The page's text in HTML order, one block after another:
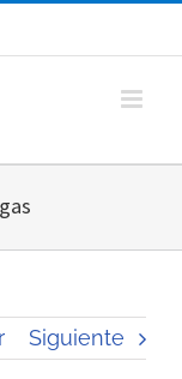
Siguiente